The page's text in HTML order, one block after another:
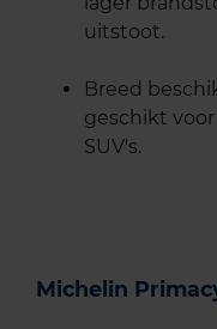
uitstoot.
Breed
geschikt
SUV's.
Michelin